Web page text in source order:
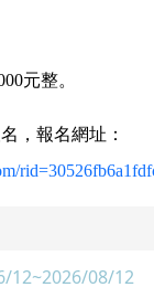
元整。
，報名網址：
12~2026/08/12